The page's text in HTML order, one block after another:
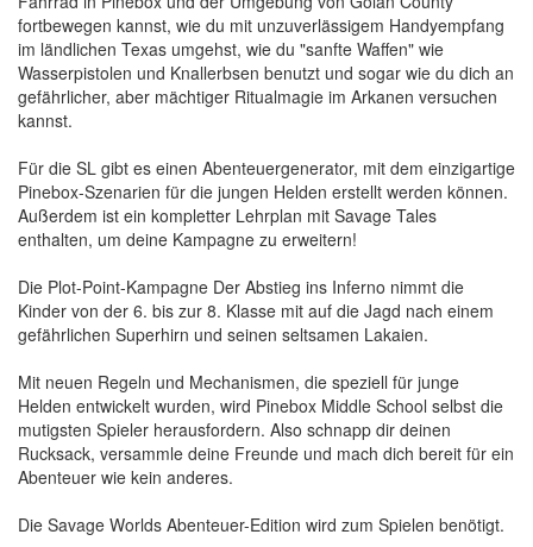
fortbewegen kannst, wie du mit unzuverlässigem Handyempfang
im ländlichen Texas umgehst, wie du "sanfte Waffen" wie
Wasserpistolen und Knallerbsen benutzt und sogar wie du dich an
gefährlicher, aber mächtiger Ritualmagie im Arkanen versuchen
kannst.
Für die SL gibt es einen Abenteuergenerator, mit dem einzigartige
Pinebox-Szenarien für die jungen Helden erstellt werden können.
Außerdem ist ein kompletter Lehrplan mit Savage Tales
enthalten, um deine Kampagne zu erweitern!
Die Plot-Point-Kampagne Der Abstieg ins Inferno nimmt die
Kinder von der 6. bis zur 8. Klasse mit auf die Jagd nach einem
gefährlichen Superhirn und seinen seltsamen Lakaien.
Mit neuen Regeln und Mechanismen, die speziell für junge
Helden entwickelt wurden, wird Pinebox Middle School selbst die
mutigsten Spieler herausfordern. Also schnapp dir deinen
Rucksack, versammle deine Freunde und mach dich bereit für ein
Abenteuer wie kein anderes.
Die Savage Worlds Abenteuer-Edition wird zum Spielen benötigt.